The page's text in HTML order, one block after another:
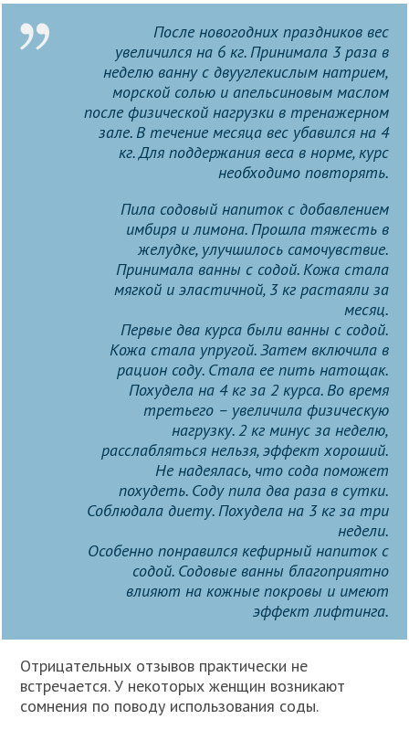
После новогодних праздников вес
увеличился на 6 кг. Принимала 3 раза в
неделю ванну с двууглекислым натрием,
морской солью и апельсиновым маслом
после физической нагрузки в тренажерном
зале. В течение месяца вес убавился на 4
кг. Для поддержания веса в норме, курс
необходимо повторять.
Пила содовый напиток с добавлением
имбиря и лимона. Прошла тяжесть в
желудке, улучшилось самочувствие.
Принимала ванны с содой. Кожа стала
мягкой и эластичной, 3 кг растаяли за
месяц.
Первые два курса были ванны с содой.
Кожа стала упругой. Затем включила в
рацион соду. Стала ее пить натощак.
Похудела на 4 кг за 2 курса. Во время
третьего – увеличила физическую
нагрузку. 2 кг минус за неделю,
расслабляться нельзя, эффект хороший.
Не надеялась, что сода поможет
похудеть. Соду пила два раза в сутки.
Соблюдала диету. Похудела на 3 кг за три
недели.
Особенно понравился кефирный напиток с
содой. Содовые ванны благоприятно
влияют на кожные покровы и имеют
эффект лифтинга.
Отрицательных отзывов практически не
встречается. У некоторых женщин возникают
сомнения по поводу использования соды.